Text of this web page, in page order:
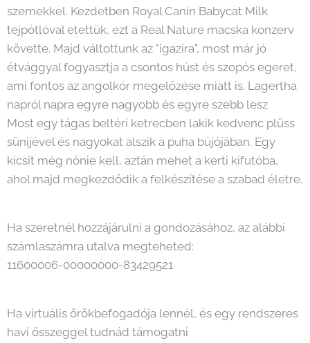
szemekkel. Kezdetben Royal Canin Babycat Milk
tejpótlóval etettük, ezt a Real Nature macska konzerv
követte. Majd váltottunk az "igazira", most már jó
étvággyal fogyasztja a csontos húst és szopós egeret,
ami fontos az angolkór megelőzése miatt is. Lagertha
napról napra egyre nagyobb és egyre szebb lesz
Most egy tágas beltéri ketrecben lakik kedvenc plüss
sünijével és nagyokat alszik a puha bújójában. Egy
kicsit még nőnie kell, aztán mehet a kerti kifutóba,
ahol majd megkezdődik a felkészítése a szabad életre.
Ha szeretnél hozzájárulni a gondozásához, az alábbi
számlaszámra utalva megteheted:
11600006-00000000-83429521
Ha virtuális örökbefogadója lennél, és egy rendszeres
havi összeggel tudnád támogatni